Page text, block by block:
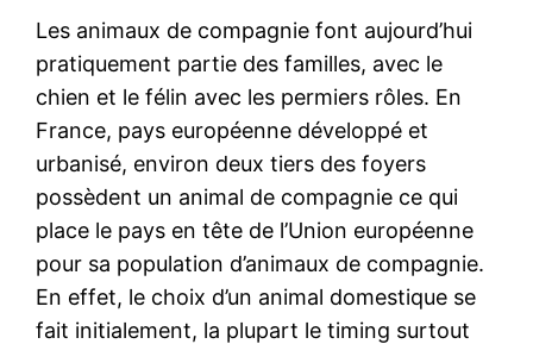
Les animaux de compagnie font aujourd’hui
pratiquement partie des familles, avec le
chien et le félin avec les permiers rôles. En
France, pays européenne développé et
urbanisé, environ deux tiers des foyers
possèdent un animal de compagnie ce qui
place le pays en tête de l’Union européenne
pour sa population d’animaux de compagnie.
En effet, le choix d’un animal domestique se
fait initialement, la plupart le timing surtout